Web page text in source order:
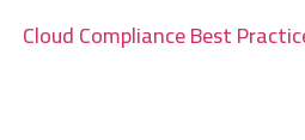
Cloud Compliance Best